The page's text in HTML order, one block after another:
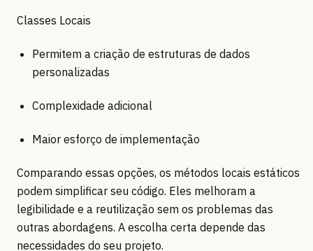
Classes Locais
Permitem a criação de estruturas de dados
personalizadas
Complexidade adicional
Maior esforço de implementação
Comparando essas opções, os métodos locais estáticos
podem simplificar seu código. Eles melhoram a
legibilidade e a reutilização sem os problemas das
outras abordagens. A escolha certa depende das
necessidades do seu projeto.